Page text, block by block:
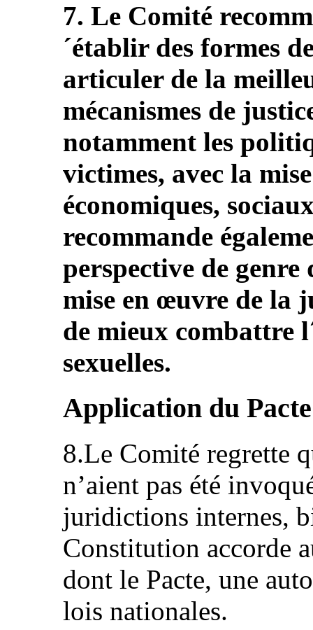
7. Le Comité
´établir des formes
articuler de la
mécanismes de
notamment les
victimes, avec la
économiques,
recommande
perspective de
mise en œuvre de la
de mieux combattre
sexuelles.
Application du Pacte
8.Le Comité regrette
n’aient pas été
juridictions internes,
Constitution accorde
dont le Pacte, une
lois nationales.